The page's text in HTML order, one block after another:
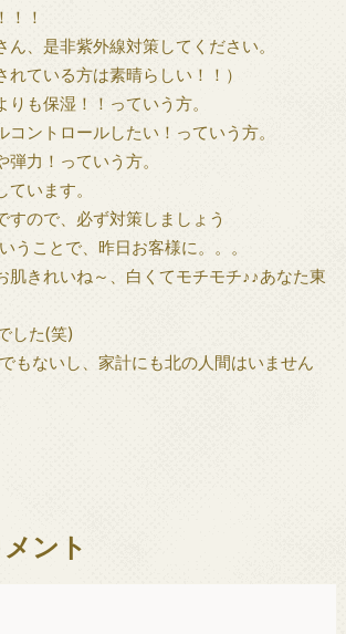
！！
ん、是非紫外線対策してください。
れている方は素晴らしい！！）
も保湿！！っていう方。
ントロールしたい！っていう方。
力！っていう方。
います。
すので、必ず対策しましょう
うことで、昨日お客様に。。。
肌きれいね～、白くてモチモチ♪♪あなた東
した(笑)
もないし、家計にも北の人間はいません
ント